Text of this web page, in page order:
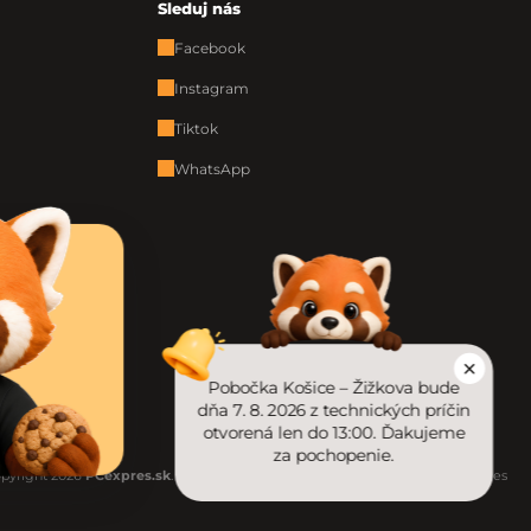
Pobočka Košice – Žižkova bude
dňa 7. 8. 2026 z technických príčin
otvorená len do 13:00. Ďakujeme
za pochopenie.
Sleduj nás
Facebook
Instagram
Tiktok
WhatsApp
2026PCexpres.sk . Všetky práva vyhradené. Upraviť nastavenie cookies